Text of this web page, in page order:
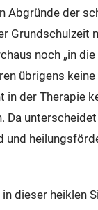
Abgründe der
Grundschulzeit
noch „in die
übrigens
in der Therapie
Da
und
dieser heiklen